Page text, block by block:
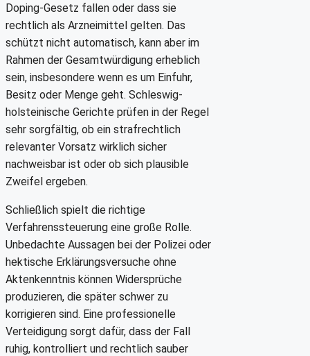
Doping-Gesetz fallen oder dass sie
rechtlich als Arzneimittel gelten. Das
schützt nicht automatisch, kann aber im
Rahmen der Gesamtwürdigung erheblich
sein, insbesondere wenn es um Einfuhr,
Besitz oder Menge geht. Schleswig-
holsteinische Gerichte prüfen in der Regel
sehr sorgfältig, ob ein strafrechtlich
relevanter Vorsatz wirklich sicher
nachweisbar ist oder ob sich plausible
Zweifel ergeben.
Schließlich spielt die richtige
Verfahrenssteuerung eine große Rolle.
Unbedachte Aussagen bei der Polizei oder
hektische Erklärungsversuche ohne
Aktenkenntnis können Widersprüche
produzieren, die später schwer zu
korrigieren sind. Eine professionelle
Verteidigung sorgt dafür, dass der Fall
ruhig, kontrolliert und rechtlich sauber